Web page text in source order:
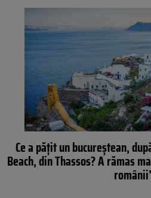
Ce a păţit un bucureştean,
Beach, din Thassos? A rămas